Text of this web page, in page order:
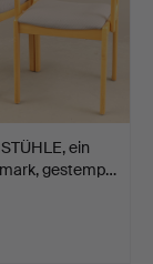
ein
gestemp…